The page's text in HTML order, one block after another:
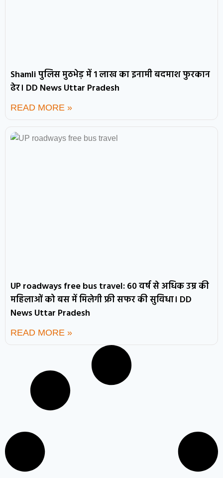
Shamli पुलिस मुठभेड़ में 1 लाख का इनामी बदमाश फुरकान
ढेर। DD News Uttar Pradesh
READ MORE »
UP roadways free bus travel: 60 वर्ष से अधिक उम्र की
महिलाओं को बस में मिलेगी फ्री सफर की सुविधा। DD
News Uttar Pradesh
READ MORE »